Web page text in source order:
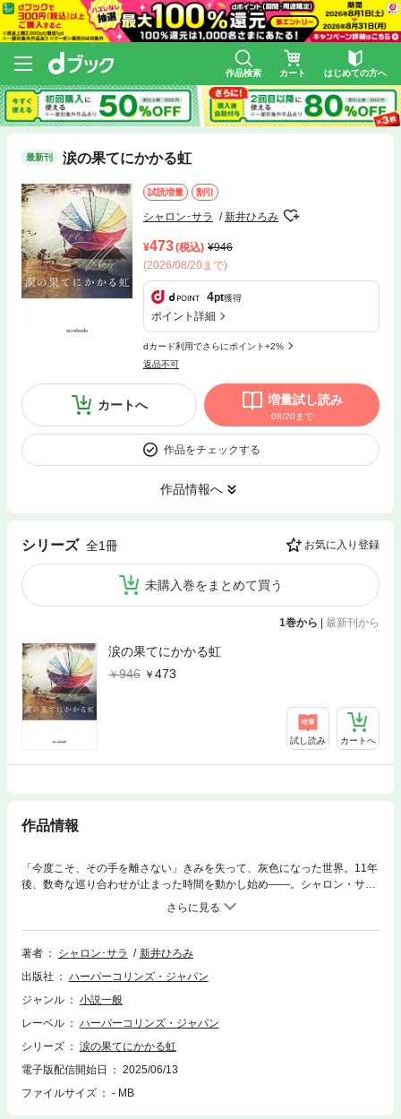
作品検索 カート はじめての方へ
最新刊 涙の果てにかかる虹
試読増量 割引
シャロン･サラ 新井ひろみ
473(税込)
946
(2026/08/20まで)
4pt獲得
ポイント詳細
dカード利用でさらにポイント+2%
返品不可
カートへ 増量試し読み
08/20まで
作品をチェックする
作品情報へ
シリーズ 全1冊 お気に入り登録
未購入巻をまとめて買う
1巻から 最新刊から
涙の果てにかかる虹
946
473
試し読み カートへ
作品情報
「今度こそ、その手を離さない」きみを失って、灰色になった世界。11年
後、数奇な巡り合わせが止まった時間を動かし始め――。シャロン・サラ
最新作！その日報じられた山岳遭難者の名に、ハンターは耳を疑った。レ
イニー・メイズ――11年前に姿を消した、最初で最後の恋人。家族の猛反
対にあいながらも結婚を誓った矢先、彼女はハンターの前から姿を消し、
彼は失意のまま故郷とこれまでの人生を捨てたのだった。そして今、ハン
守る」というかつての約束を今度こそ果たすために。
著者 シャロン･サラ
新井ひろみ
出版社
ハーパーコリンズ・ジャパン
ジャンル
小説一般
レーベル
ハーパーコリンズ・ジャパン
シリーズ
涙の果てにかかる虹
電子版配信開始日
2025/06/13
ファイルサイズ
- MB